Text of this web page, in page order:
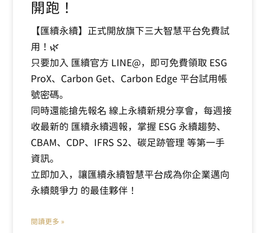
開跑！
【匯續永續】正式開放旗下三大智慧平台免費試
用！🌿
只要加入 匯續官方 LINE@，即可免費領取 ESG
ProX、Carbon Get、Carbon Edge 平台試用帳
號密碼。
同時還能搶先報名 線上永續新規分享會，每週接
收最新的 匯續永續週報，掌握 ESG 永續趨勢、
CBAM、CDP、IFRS S2、碳足跡管理 等第一手
資訊。
立即加入，讓匯續永續智慧平台成為你企業邁向
永續競爭力 的最佳夥伴！
閱讀更多 »